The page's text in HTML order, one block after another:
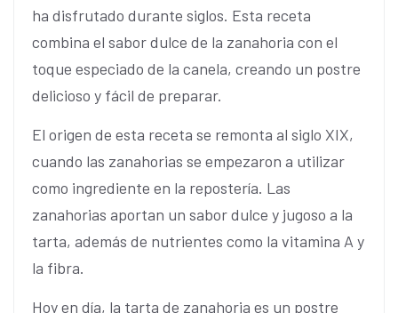
ha disfrutado durante siglos. Esta receta
combina el sabor dulce de la zanahoria con el
toque especiado de la canela, creando un postre
delicioso y fácil de preparar.
El origen de esta receta se remonta al siglo XIX,
cuando las zanahorias se empezaron a utilizar
como ingrediente en la repostería. Las
zanahorias aportan un sabor dulce y jugoso a la
tarta, además de nutrientes como la vitamina A y
la fibra.
Hoy en día, la tarta de zanahoria es un postre